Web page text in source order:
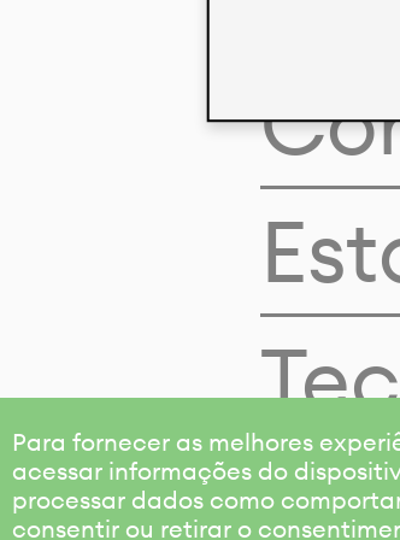
Para fornecer as melhores
acessar informações do
processar dados como
consentir ou retirar o